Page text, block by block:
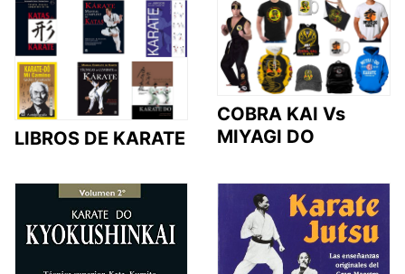
LIBROS DE KARATE
COBRA KAI Vs
MIYAGI DO